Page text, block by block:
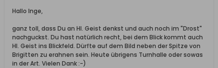
Hallo Inge,
ganz toll, dass Du an Hl. Geist denkst und auch noch im "Drost"
nachguckst. Du hast natürlich recht, bei dem Blick kommt auch
Hl. Geist ins Blickfeld. Dürfte auf dem Bild neben der Spitze von
Brigitten zu erahnen sein. Heute übrigens Turnhalle oder sowas
in der Art. Vielen Dank :-)